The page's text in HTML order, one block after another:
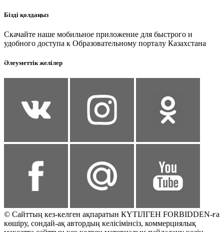
Бізді қолдаңыз
Скачайте наше мобильное приложение для быстрого и
удобного доступа к Образовательному порталу Казахстана
Әлеуметтік желілер
© Сайттың кез-келген ақпаратын КҮТІЛГЕН FORBIDDEN-ға
көшіру, сондай-ақ автордың келісімінсіз, коммерциялық